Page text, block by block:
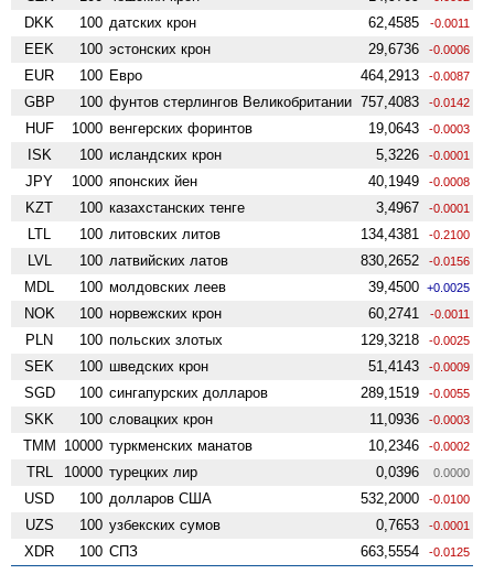
DKK 100 датских крон 62,4585 -0.0011
EEK 100 эстонских крон 29,6736 -0.0006
EUR 100 Евро 464,2913 -0.0087
GBP 100 фунтов стерлингов Велико­британии 757,4083 -0.0142
HUF 1000 венгерских форинтов 19,0643 -0.0003
ISK 100 исландских крон 5,3226 -0.0001
JPY 1000 японских йен 40,1949 -0.0008
KZT 100 казахстанских тенге 3,4967 -0.0001
LTL 100 литовских литов 134,4381 -0.2100
LVL 100 латвийских латов 830,2652 -0.0156
MDL 100 молдовских леев 39,4500 +0.0025
NOK 100 норвежских крон 60,2741 -0.0011
PLN 100 польских злотых 129,3218 -0.0025
SEK 100 шведских крон 51,4143 -0.0009
SGD 100 сингапурских долларов 289,1519 -0.0055
SKK 100 словацких крон 11,0936 -0.0003
TMM 10000 туркменских манатов 10,2346 -0.0002
TRL 10000 турецких лир 0,0396 0.0000
USD 100 долларов США 532,2000 -0.0100
UZS 100 узбекских сумов 0,7653 -0.0001
XDR 100 СПЗ 663,5554 -0.0125